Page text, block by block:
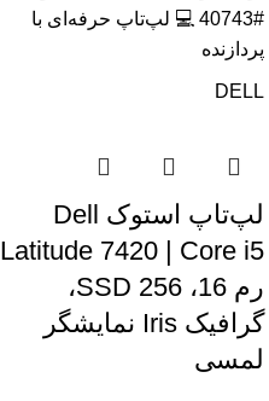
#40743 💻 لپ‌تاپ حرفه‌ای با
پردازنده
DELL
لپ‌تاپ استوک Dell
Latitude 7420 | Core i5
رم 16، SSD 256،
گرافیک Iris نمایشگر
لمسی